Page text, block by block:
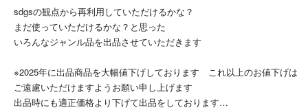
sdgsの観点から再利用していただけるかな？
まだ使っていただけるかな？と思った
いろんなジャンル品を出品させていただきます
※2025年に出品商品を大幅値下げしております これ以上のお値下げは
ご遠慮いただけますようお願い申し上げます
出品時にも適正価格より下げて出品をしております